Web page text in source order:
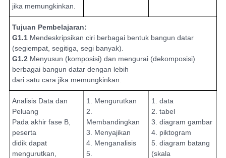
jika memungkinkan.
Tujuan Pembelajaran:
G1.1 Mendeskripsikan ciri berbagai bentuk bangun datar
(segiempat, segitiga, segi banyak).
G1.2 Menyusun (komposisi) dan mengurai (dekomposisi)
berbagai bangun datar dengan lebih
dari satu cara jika memungkinkan.
Analisis Data dan
Peluang
Pada akhir fase B,
peserta
didik dapat
mengurutkan,
1. Mengurutkan
2.
Membandingkan
3. Menyajikan
4. Menganalisis
5.
1. data
2. tabel
3. diagram gambar
4. piktogram
5. diagram batang
(skala